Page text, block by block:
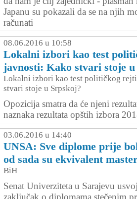
Japanu su pokazali da se na njih
računati
08.06.2016 u 10:58
Lokalni izbori kao test
javnosti: Kako stvari stoje
Lokalni izbori kao test političkog
stvari stoje u Srpskoj?
Opozicija smatra da će njeni
naznaka rezultata opštih izbora
03.06.2016 u 14:40
UNSA: Sve diplome prije
od sada su ekvivalent
BiH
Senat Univerziteta u Sarajevu
zaključak o diplomama stečenim